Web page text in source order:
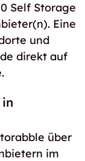
Self Storage
Eine
und
direkt auf
über
im